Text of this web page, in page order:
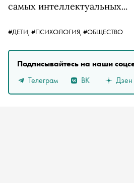
самых интеллектуальных...
#ДЕТИ, #ПСИХОЛОГИЯ, #ОБЩЕСТВО
Подписывайтесь на наши
Телеграм
ВК Дзен